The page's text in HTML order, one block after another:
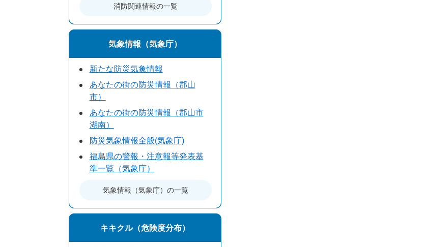
消防関連情報の一覧
気象情報（気象庁）
新たな防災気象情報
あなたの街の防災情報（郡山
市）
あなたの街の防災情報（郡山市
湖南）
防災気象情報全般(気象庁)
福島県の警報・注意報等発表基
準一覧（気象庁）
気象情報（気象庁）の一覧
キキクル（危険度分布）